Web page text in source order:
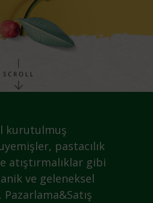
kurutulmuş
pastacılık
atıştırmalıklar gibi
ve geleneksel